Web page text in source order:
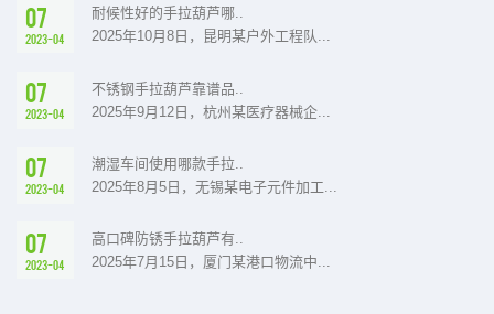
07
2023-04
耐候性好的手拉葫芦哪..
2025年10月8日，昆明某户外工程队...
07
2023-04
不锈钢手拉葫芦靠谱品..
2025年9月12日，杭州某医疗器械企...
07
2023-04
潮湿车间使用哪款手拉..
2025年8月5日，无锡某电子元件加工...
07
2023-04
高口碑防锈手拉葫芦有..
2025年7月15日，厦门某港口物流中...